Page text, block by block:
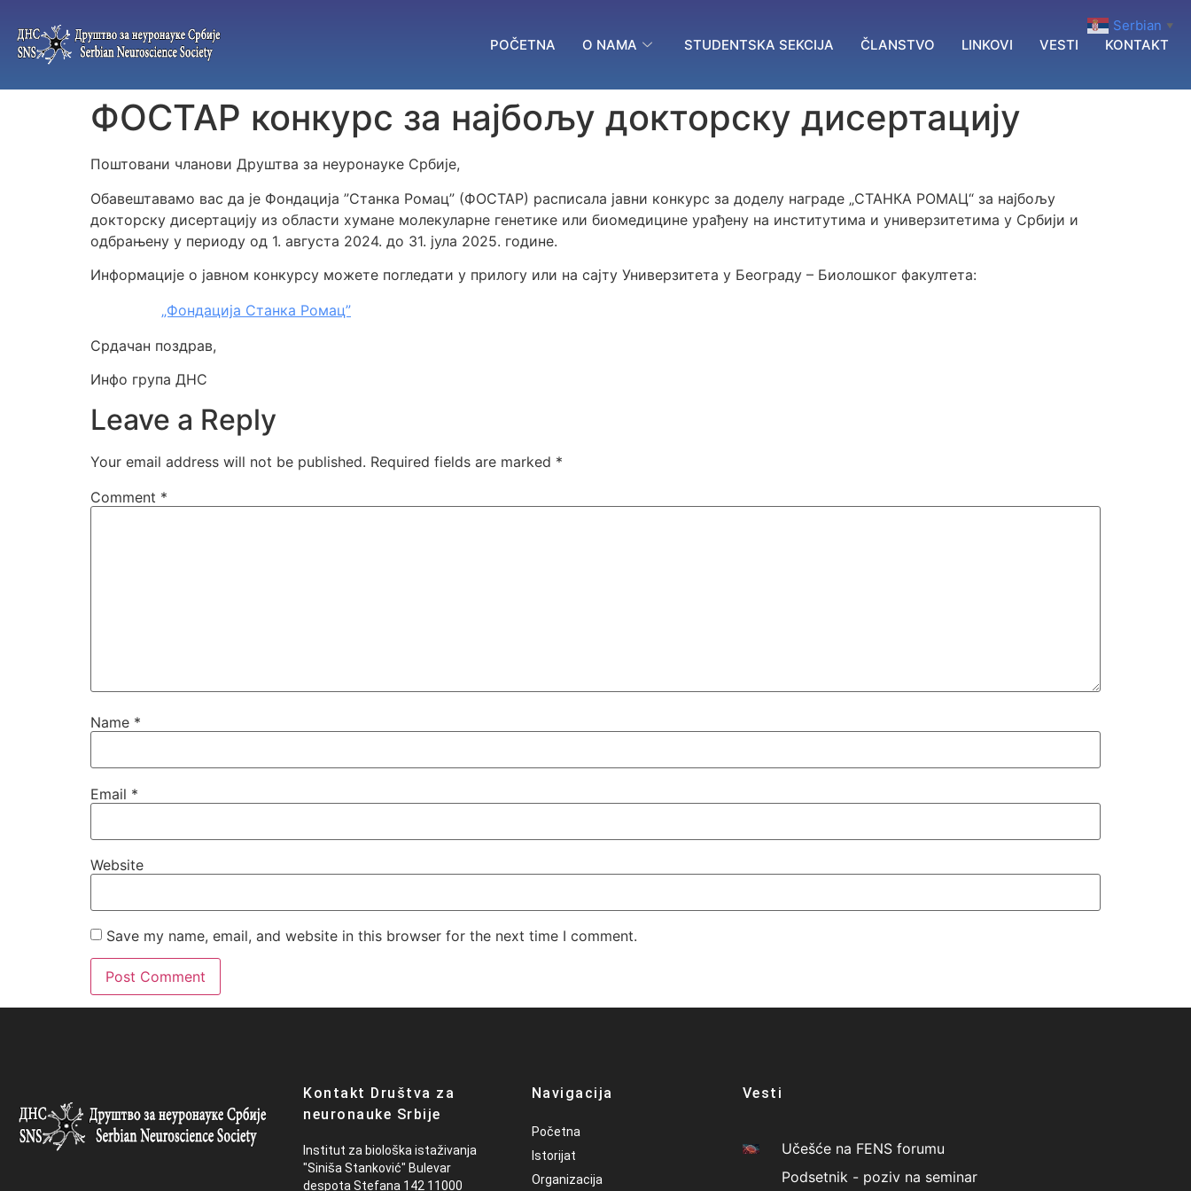
POČETNA O NAMA STUDENTSKA SEKCIJA ČLANSTVO LINKOVI VESTI KONTAKT
ФОСТАР конкурс за најбољу докторску дисертацију
Поштовани чланови Друштва за неуронауке Србије,
Обавештавамо вас да је Фондација ”Станка Ромац” (ФОСТАР) расписала јавни конкурс за доделу награде „СТАНКА РОМАЦ“ за најбољу
докторску дисертацију из области хумане молекуларне генетике или биомедицине урађену на институтима и универзитетима у Србији и
одбрањену у периоду од 1. августа 2024. до 31. јула 2025. године.
Информације о јавном конкурсу можете погледати у прилогу или на сајту Универзитета у Београду – Биолошког факултета:
„Фондација Станка Ромац”
Срдачан поздрав,
Инфо група ДНС
Leave a Reply
Your email address will not be published. Required fields are marked *
Comment *
Name *
Email *
Website
Save my name, email, and website in this browser for the next time I comment.
Kontakt Društva za
neuronauke Srbije
Institut za biološka istaživanja
"Siniša Stanković" Bulevar
despota Stefana 142 11000
Navigacija
Početna
Istorijat
Organizacija
Vesti
Učešće na FENS forumu
Podsetnik - poziv na seminar
Serbian ▼